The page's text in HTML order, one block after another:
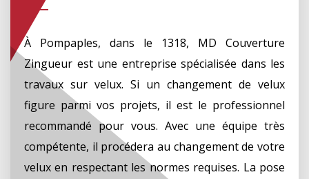
À Pompaples, dans le 1318, MD Couverture
Zingueur est une entreprise spécialisée dans les
travaux sur velux. Si un changement de velux
figure parmi vos projets, il est le professionnel
recommandé pour vous. Avec une équipe très
compétente, il procédera au changement de votre
velux en respectant les normes requises. La pose